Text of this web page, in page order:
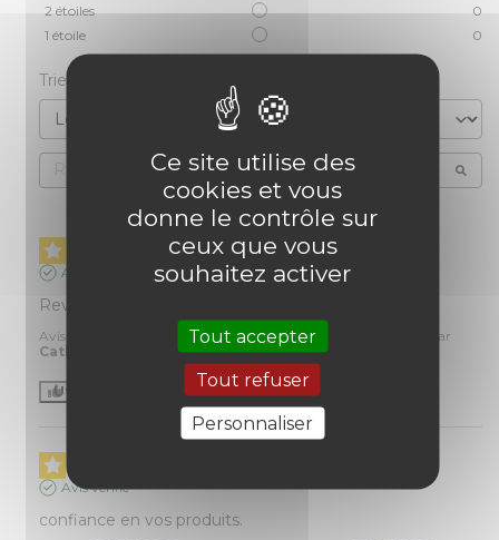
2 étoiles
0
1 étoile 0
Trier les avis
5/5
Avis vérifié
Revoir vos qualités au niveau des facturations.
Avis du , suite à une expérience du
par
Catherine M.
Utile
Avis vérifié
confiance en vos produits.
Ce site utilise des
cookies et vous
donne le contrôle sur
ceux que vous
souhaitez activer
Tout accepter
Tout refuser
Personnaliser